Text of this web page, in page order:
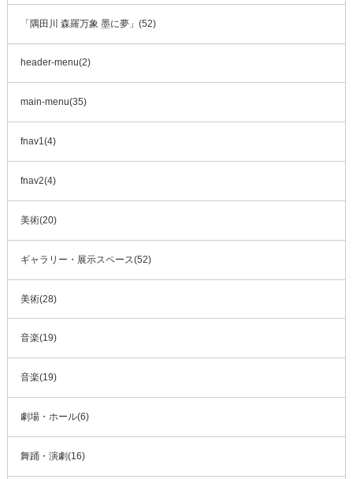
「隅田川 森羅万象 墨に夢」(52)
header-menu(2)
main-menu(35)
fnav1(4)
fnav2(4)
美術(20)
ギャラリー・展示スペース(52)
美術(28)
音楽(19)
音楽(19)
劇場・ホール(6)
舞踊・演劇(16)